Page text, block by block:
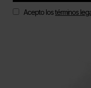
Acepto lostérminos